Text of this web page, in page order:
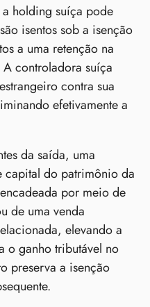
holding suíça pode
isentos sob a isenção
a uma retenção na
controladora suíça
contra sua
efetivamente a
da saída, uma
capital do patrimônio da
por meio de
de uma venda
elevando a
o ganho tributável no
preserva a isenção